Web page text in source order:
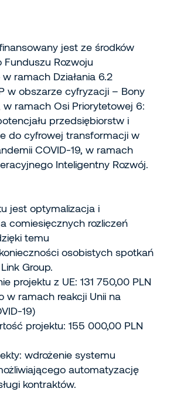
jest ze środków
Funduszu Rozwoju
ramach Działania 6.2
w obszarze cyfryzacji – Bony
w ramach Osi Priorytetowej 6:
przedsiębiorstw i
do cyfrowej transformacji w
COVID-19, w ramach
Inteligentny Rozwój.
jest optymalizacja i
comiesięcznych rozliczeń
temu
osobistych spotkań
Group.
projektu z UE: 131 750,00 PLN
w ramach reakcji Unii na
19)
projektu: 155 000,00 PLN
wdrożenie systemu
automatyzację
kontraktów.